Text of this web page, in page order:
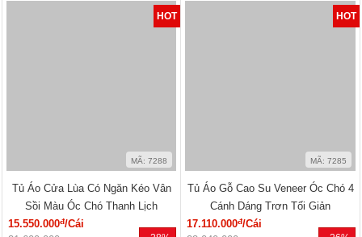
🔥 Mẫu bán chạy
MÃ: 2168
Tủ Đựng Đồ Nhỏ Vân Sồi Hiện Đại
Tối Giản Mới Giá Rẻ
4.320.000đ/Cái
🔥 Giá tốt nhất tháng
MÃ: 2137
Tủ Quần Áo Vân Sồi Tự Nhiên Tích
Hợp Kệ Bên Nhiều Tiện Ích
11.340.000đ/Cái